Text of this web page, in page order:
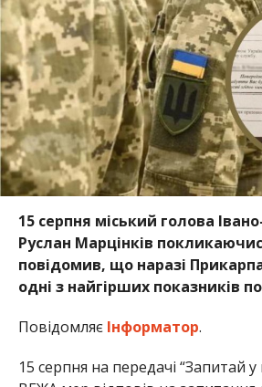
15 серпня міський голова
Руслан Марцінків
повідомив, що наразі
одні з найгірших показників по
Повідомляє Інформатор.
15 серпня на передачі “Запитай